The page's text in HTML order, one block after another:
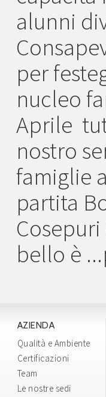
alunni
per
nucleo
Aprile
nostro
famiglie
partita
bello è
AZIENDA
Qualità e Ambiente
Certificazioni
Team
Le nostre sedi